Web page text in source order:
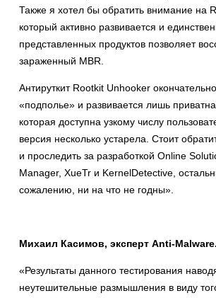
Также я хотел бы обратить внимание на
который активно развивается и
представленных продуктов позволяет
зараженный MBR.
Антируткит Rootkit Unhooker
«подполье» и развивается лишь
которая доступна узкому числу
версия несколько устарела. Стоит
и проследить за разработкой Online
Manager, XueTr и KernelDetective,
сожалению, ни на что не годны».
Михаил Касимов, эксперт Anti-
«Результаты данного тестирования
неутешительные размышления в виду